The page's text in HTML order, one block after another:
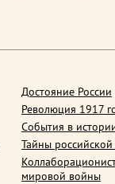
Достояние России
Революция 1917
События в
Тайны
мировой войны